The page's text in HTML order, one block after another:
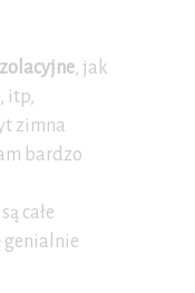
, jak
itp,
zimna
bardzo
całe
genialnie